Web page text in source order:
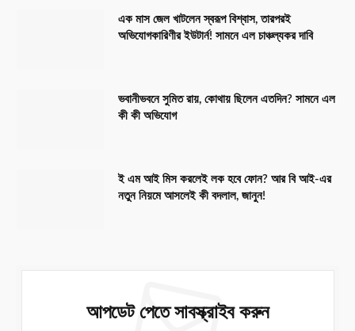
এক মাস জেল খাটলেন স্বরূপ বিশ্বাস, তারপরই
অভিযোগকারিণীর ইউটার্ন! সামনে এল চাঞ্চল্যকর দাবি
ভবানীভবনে সুমিত রায়, কোথায় ছিলেন এতদিন? সামনে এল
কী কী অভিযোগ
ই এম আই মিস করলেই লক হবে ফোন? আর বি আই-এর
নতুন নিয়মে আসলেই কী বদলাল, জানুন!
আপডেট পেতে সাবস্ক্রাইব করুন